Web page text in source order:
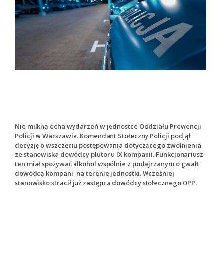
Nie milkną echa wydarzeń w jednostce Oddziału Prewencji
Policji w Warszawie. Komendant Stołeczny Policji podjął
decyzję o wszczęciu postępowania dotyczącego zwolnienia
ze stanowiska dowódcy plutonu IX kompanii. Funkcjonariusz
ten miał spożywać alkohol wspólnie z podejrzanym o gwałt
dowódcą kompanii na terenie jednostki. Wcześniej
stanowisko stracił już zastępca dowódcy stołecznego OPP.